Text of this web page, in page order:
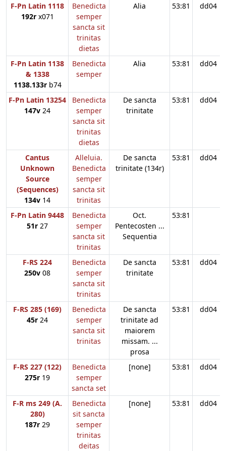
F-Pn Latin 1118
192rx071
Benedicta
semper
sancta sit
trinitas
dietas
Alia 53:81 dd04
F-Pn Latin 1138
& 1338
1138.133rb74
Benedicta
semper
Alia 53:81 dd04
F-Pn Latin 13254
147v 24
Benedicta
semper
sancta sit
trinitas
dietas
De sancta
trinitate
53:81 dd04
Cantus
Unknown
Source
(Sequences)
134v 14
Alleluia.
Benedicta
semper
sancta sit
trinitas
De sancta
trinitate (134r)
53:81 dd04
F-Pn Latin 9448
51r 27
Benedicta
semper
sancta sit
trinitas
Oct.
Pentecosten ...
Sequentia
53:81
F-RS 224
250v 08
Benedicta
semper
sancta sit
trinitas
De sancta
trinitate
53:81 dd04
F-RS 285 (169)
45r 24
Benedicta
semper
sancta sit
trinitas
De sancta
trinitate ad
maiorem
missam. ...
prosa
53:81 dd04
F-RS 227 (122)
275r 19
Benedicta
semper
sancta set
[none] 53:81 dd04
F-R ms 249 (A.
280)
187r 29
Benedicta
sit sancta
semper
trinitas
deitas
[none] 53:81 dd04